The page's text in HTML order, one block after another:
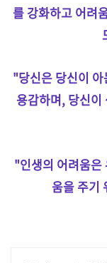
를 강화하고 어려
"당신은 당신이
용감하며, 당신
"인생의 어려움은
움을 주기